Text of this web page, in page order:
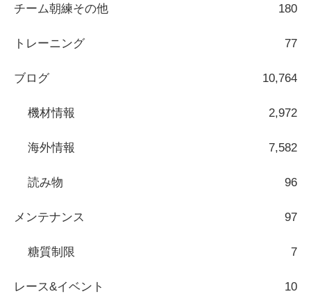
チーム朝練その他 180
トレーニング 77
ブログ 10,764
機材情報 2,972
海外情報 7,582
読み物 96
メンテナンス 97
糖質制限 7
レース&イベント 10